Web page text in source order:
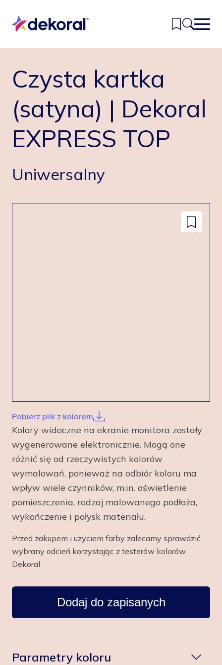
głównej
treści
Inspiracje
Kolory
Produkty
Znajdź sklep
Kontakt
Czysta kartka
(satyna) | Dekoral
EXPRESS TOP
Uniwersalny
Dodaj
do
Pobierz plik z kolorem
Kolory widoczne na ekranie monitora zostały
wygenerowane elektronicznie. Mogą one
różnić się od rzeczywistych kolorów
wymalowań, ponieważ na odbiór koloru ma
wpływ wiele czynników, m.in. oświetlenie
pomieszczenia, rodzaj malowanego podłoża,
wykończenie i połysk materiału.
Przed zakupem i użyciem farby zalecamy sprawdzić
wybrany odcień korzystając z testerów kolorów
Dekoral.
Dodaj do zapisanych
Parametry koloru